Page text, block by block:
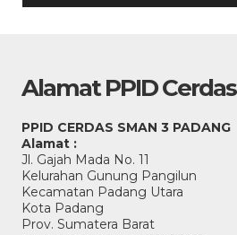
Alamat PPID Cerdas
PPID CERDAS SMAN 3 PADANG
Alamat :
Jl. Gajah Mada No. 11
Kelurahan Gunung Pangilun
Kecamatan Padang Utara
Kota Padang
Prov. Sumatera Barat